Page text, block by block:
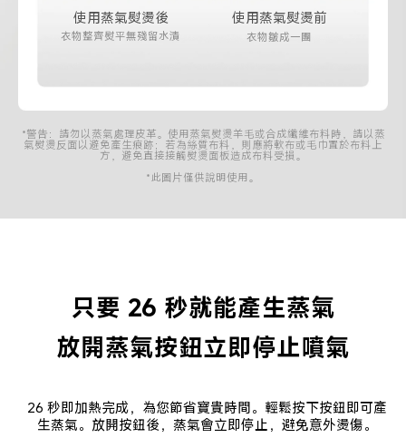
使用蒸氣熨燙後 使用蒸氣熨燙前
衣物整齊熨平無殘留水漬 衣物皺成一團
*警告：請勿以蒸氣處理皮革。使用蒸氣熨燙羊毛或合成纖維布料時，請以蒸
氣熨燙反面以避免產生痕跡；若為絲質布料，則應將軟布或毛巾置於布料上
方，避免直接接觸熨燙面板造成布料受損。
*此圖片僅供說明使用。
放開蒸氣按鈕立即停止噴氣
26 秒即加熱完成，為您節省寶貴時間。輕鬆按下按鈕即可產
生蒸氣。放開按鈕後，蒸氣會立即停止，避免意外燙傷。